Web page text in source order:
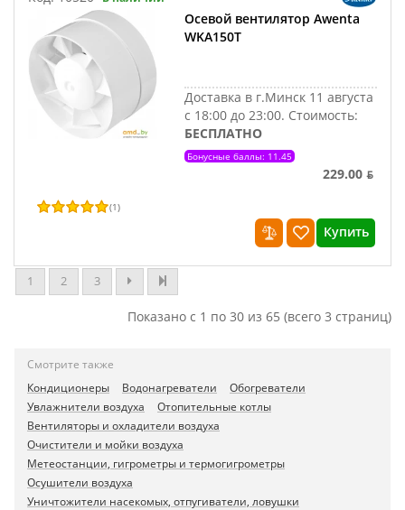
Осевой вентилятор Awenta
WKA150T
Доставка в г.Минск 11 августа
с 18:00 до 23:00. Стоимость:
БЕСПЛАТНО
Бонусные баллы: 11.45
229.00 ƃ
(1)
Купить
1 2 3
Показано с 1 по 30 из 65 (всего 3 страниц)
Смотрите также
Кондиционеры
Водонагреватели
Обогреватели
Увлажнители воздуха
Отопительные котлы
Вентиляторы и охладители воздуха
Очистители и мойки воздуха
Метеостанции, гигрометры и термогигрометры
Осушители воздуха
Уничтожители насекомых, отпугиватели, ловушки